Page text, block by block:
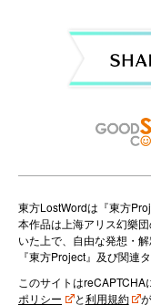
o
n
東方LostWordは『東方
本作品は上海アリス幻樂
いた上で、自由な発想・
『東方Project』及び関連
このサイトは
ポリシー
と利用規約